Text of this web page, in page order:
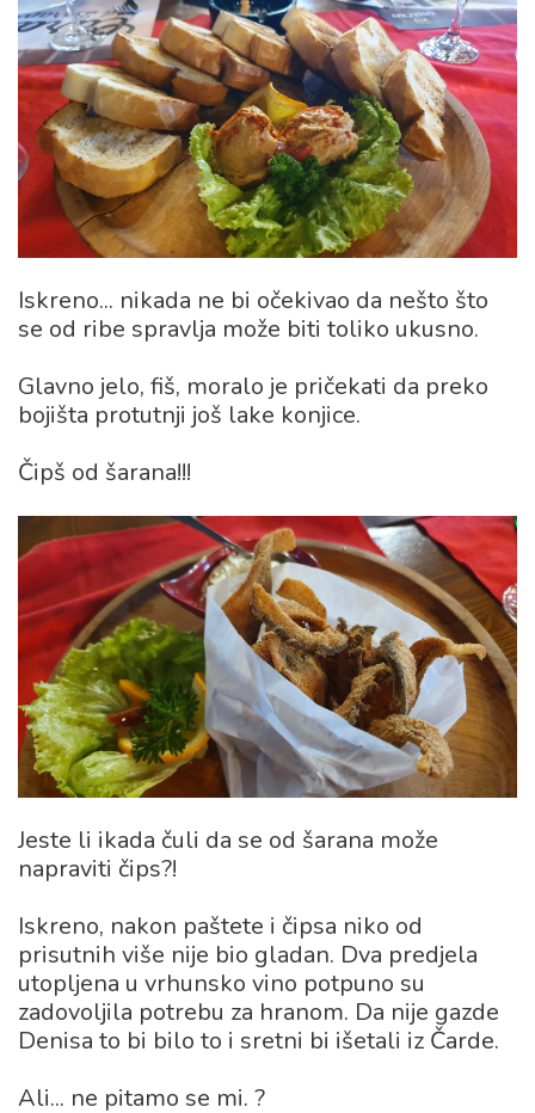
Iskreno... nikada ne bi očekivao da nešto što
se od ribe spravlja može biti toliko ukusno.
Glavno jelo, fiš, moralo je pričekati da preko
bojišta protutnji još lake konjice.
Čipš od šarana!!!
Jeste li ikada čuli da se od šarana može
napraviti čips?!
Iskreno, nakon paštete i čipsa niko od
prisutnih više nije bio gladan. Dva predjela
utopljena u vrhunsko vino potpuno su
zadovoljila potrebu za hranom. Da nije gazde
Denisa to bi bilo to i sretni bi išetali iz Čarde.
Ali... ne pitamo se mi. ?